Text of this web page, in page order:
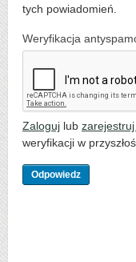
tych powiadomień.
Weryfikacja
Zaloguj lub
weryfikacji w